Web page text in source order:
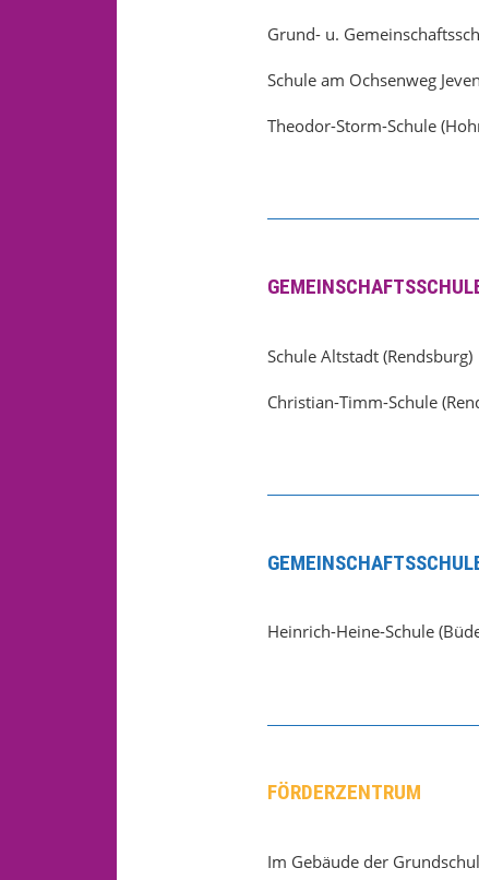
Grund- u.
Schule am Ochsenweg
Theodor-Storm-Schule
Schule Altstadt (Rendsburg)
Christian-Timm-Schule
Heinrich-Heine-Schule
FÖRDERZENTRUM
Im Gebäude der